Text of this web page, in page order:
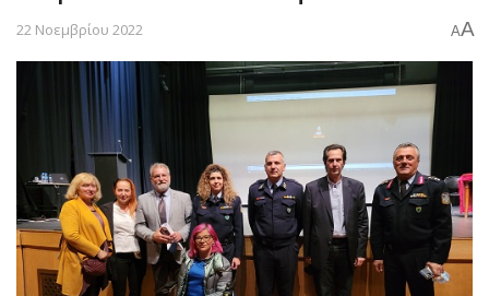
22 Νοεμβρίου 2022 AA